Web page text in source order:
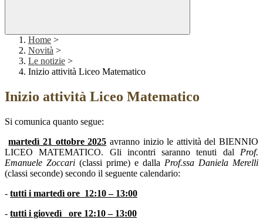
Home >
Novità >
Le notizie >
Inizio attività Liceo Matematico
Inizio attività Liceo Matematico
Si comunica quanto segue:
martedì 21 ottobre 2025 avranno inizio le attività del BIENNIO
LICEO MATEMATICO. Gli incontri saranno tenuti dal Prof.
Emanuele Zoccari (classi prime) e dalla Prof.ssa Daniela Merelli
(classi seconde) secondo il seguente calendario:
- tutti i martedì ore 12:10 – 13:00
- tutti i giovedì
ore 12:10 – 13:00